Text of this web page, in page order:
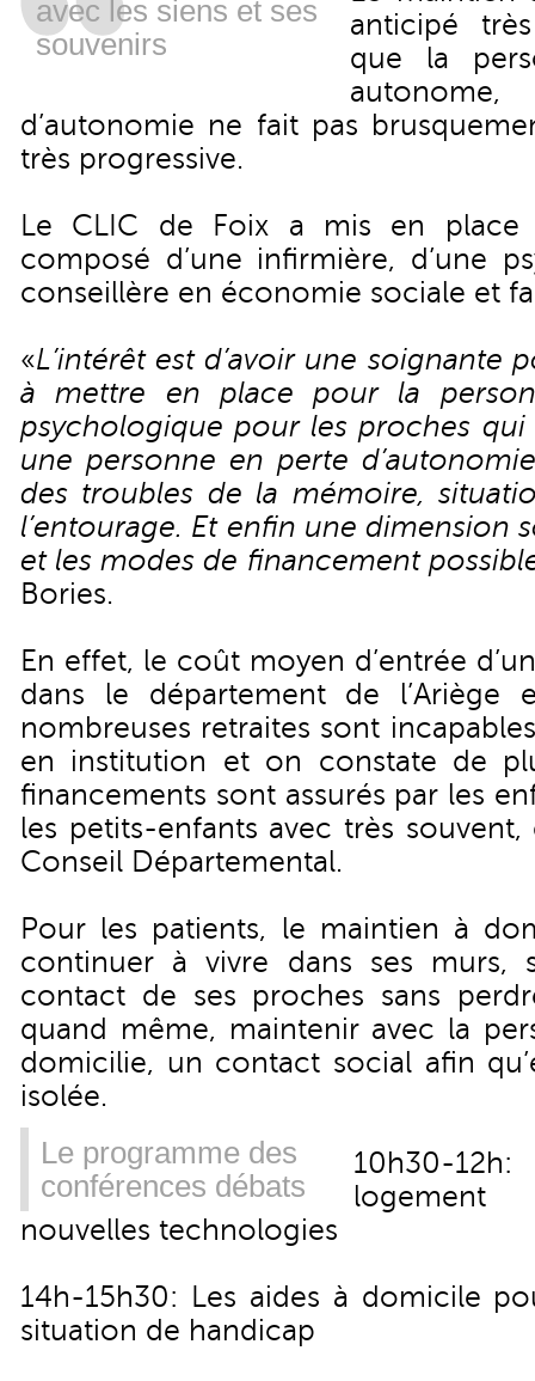
avec les siens et ses
souvenirs
anticipé
que la
d’autonomie ne fait pas
très progressive.
Le CLIC de Foix a mis en place
composé d’une infirmière, d’une
conseillère en économie sociale et
«L’intérêt est d’avoir une soignante
à mettre en place pour la
psychologique pour les proches
une personne en perte
des troubles de la mémoire,
l’entourage. Et enfin une dimension
et les modes de financement
Bories.
En effet, le coût moyen d’entrée
dans le département de
nombreuses retraites sont
en institution et on constate de
financements sont assurés par les
les petits-enfants avec très
Conseil Départemental.
Pour les patients, le maintien à
continuer à vivre dans ses murs,
contact de ses proches sans
quand même, maintenir avec la
domicilie, un contact social afin
isolée.
Le programme des
conférences débats
10h30-
nouvelles technologies
14h-15h30: Les aides à domicile
situation de handicap